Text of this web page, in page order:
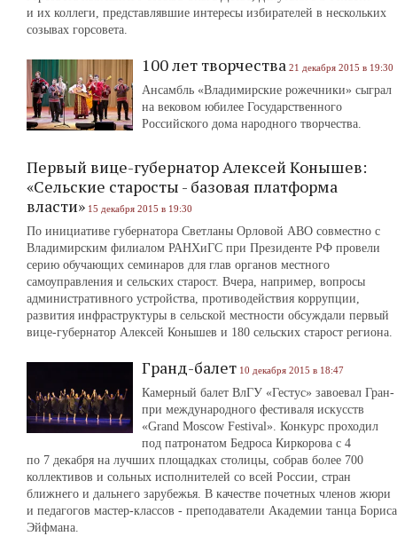
и их коллеги, представлявшие интересы избирателей в нескольких
созывах горсовета.
100 лет творчества 21 декабря 2015 в 19:30
Ансамбль «Владимирские рожечники» сыграл
на вековом юбилее Государственного
Российского дома народного творчества.
Первый вице-губернатор Алексей Конышев:
«Сельские старосты - базовая платформа
власти» 15 декабря 2015 в 19:30
По инициативе губернатора Светланы Орловой АВО совместно с
Владимирским филиалом РАНХиГС при Президенте РФ провели
серию обучающих семинаров для глав органов местного
самоуправления и сельских старост. Вчера, например, вопросы
административного устройства, противодействия коррупции,
развития инфраструктуры в сельской местности обсуждали первый
вице-губернатор Алексей Конышев и 180 сельских старост региона.
Гранд-балет 10 декабря 2015 в 18:47
Камерный балет ВлГУ «Гестус» завоевал Гран-
при международного фестиваля искусств
«Grand Moscow Festival». Конкурс проходил
под патронатом Бедроса Киркорова с 4
по 7 декабря на лучших площадках столицы, собрав более 700
коллективов и сольных исполнителей со всей России, стран
ближнего и дальнего зарубежья. В качестве почетных членов жюри
и педагогов мастер-классов - преподаватели Академии танца Бориса
Эйфмана.